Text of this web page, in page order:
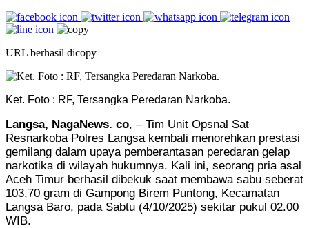
URL berhasil dicopy
Ket. Foto : RF, Tersangka Peredaran Narkoba.
Langsa, NagaNews. co, – Tim Unit Opsnal Sat
Resnarkoba Polres Langsa kembali menorehkan prestasi
gemilang dalam upaya pemberantasan peredaran gelap
narkotika di wilayah hukumnya. Kali ini, seorang pria asal
Aceh Timur berhasil dibekuk saat membawa sabu seberat
103,70 gram di Gampong Birem Puntong, Kecamatan
Langsa Baro, pada Sabtu (4/10/2025) sekitar pukul 02.00
WIB.